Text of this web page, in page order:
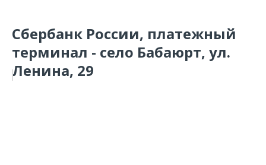
Сбербанк России, платежный
терминал - село Бабаюрт, ул.
Ленина, 29